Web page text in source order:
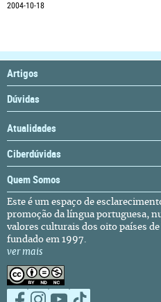
2004-10-18
Artigos
Dúvidas
Atualidades
Ciberdúvidas
Quem Somos
Este é um espaço de
promoção da língua portuguesa,
valores culturais dos oito países
fundado em 1997.
ver mais